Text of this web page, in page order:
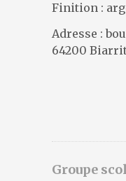
DESIGNERS
ACTUALITÉS
Finition :
Adresse :
64200
Groupe